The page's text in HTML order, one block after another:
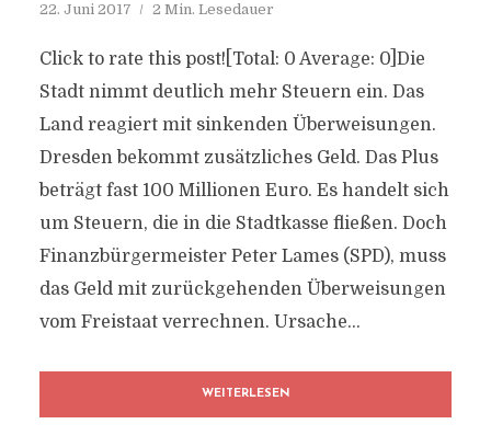
22. Juni 2017 2 Min. Lesedauer
Click to rate this post![Total: 0 Average: 0]Die
Stadt nimmt deutlich mehr Steuern ein. Das
Land reagiert mit sinkenden Überweisungen.
Dresden bekommt zusätzliches Geld. Das Plus
beträgt fast 100 Millionen Euro. Es handelt sich
um Steuern, die in die Stadtkasse fließen. Doch
Finanzbürgermeister Peter Lames (SPD), muss
das Geld mit zurückgehenden Überweisungen
vom Freistaat verrechnen. Ursache...
WEITERLESEN